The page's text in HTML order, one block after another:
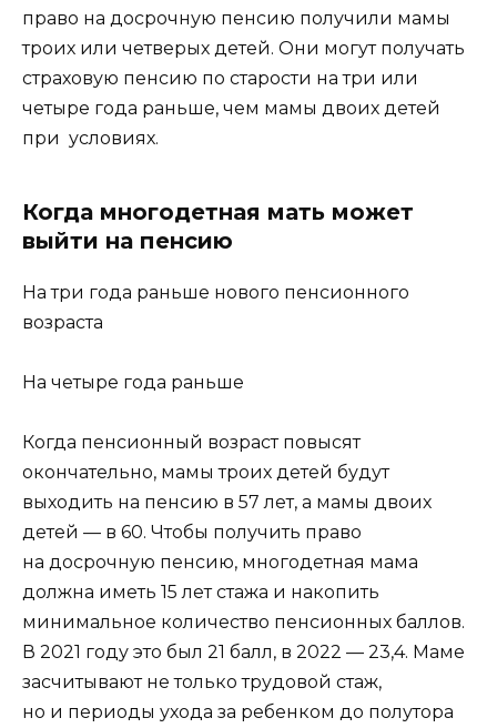
право на досрочную пенсию получили мамы
троих или четверых детей. Они могут получать
страховую пенсию по старости на три или
четыре года раньше, чем мамы двоих детей
при условиях.
Когда многодетная мать может
выйти на пенсию
На три года раньше нового пенсионного
возраста
На четыре года раньше
Когда пенсионный возраст повысят
окончательно, мамы троих детей будут
выходить на пенсию в 57 лет, а мамы двоих
детей — в 60. Чтобы получить право
на досрочную пенсию, многодетная мама
должна иметь 15 лет стажа и накопить
минимальное количество пенсионных баллов.
В 2021 году это был 21 балл, в 2022 — 23,4. Маме
засчитывают не только трудовой стаж,
но и периоды ухода за ребенком до полутора